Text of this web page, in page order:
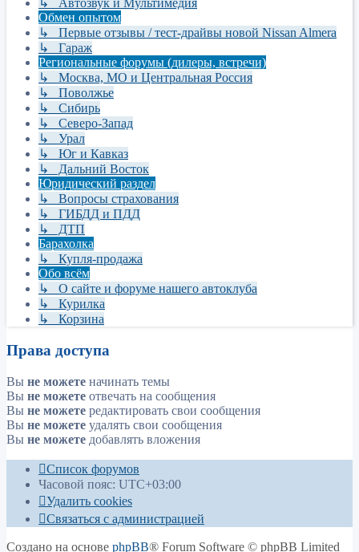
↳ Автозвук и Мультимедия
Обмен опытом
↳ Первые отзывы / тест-драйвы новой Nissan Almera
↳ Гараж
Региональные форумы (дилеры, встречи)
↳ Москва, МО и Центральная Россия
↳ Поволжье
↳ Сибирь
↳ Северо-Запад
↳ Урал
↳ Юг и Кавказ
↳ Дальний Восток
Юридический раздел
↳ Вопросы страхования
↳ ГИБДД и ПДД
↳ ДТП
Барахолка
↳ Купля-продажа
Обо всём
↳ О сайте и форуме нашего автоклуба
↳ Курилка
↳ Корзина
Права доступа
Вы не можете начинать темы
Вы не можете отвечать на сообщения
Вы не можете редактировать свои сообщения
Вы не можете удалять свои сообщения
Вы не можете добавлять вложения
Список форумов
Часовой пояс: UTC+03:00
Удалить cookies
Связаться с администрацией
Создано на основе phpBB® Forum Software © phpBB Limited